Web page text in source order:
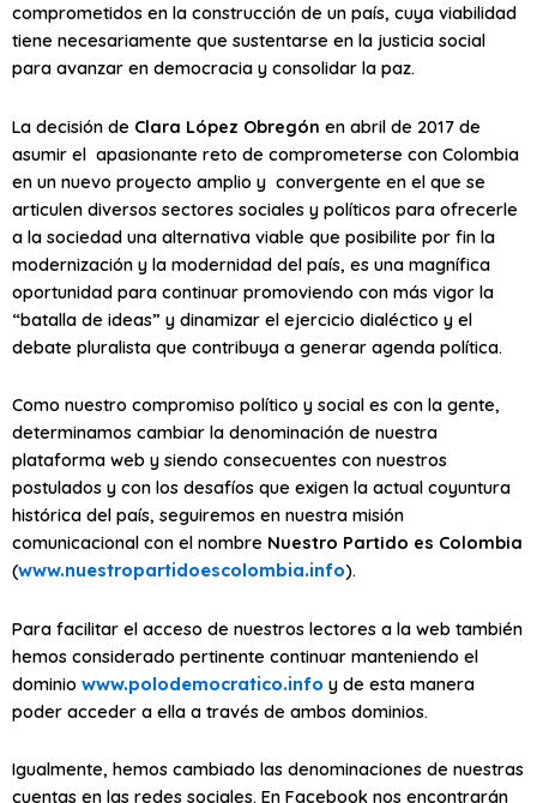
comprometidos en la construcción de un país, cuya viabilidad
tiene necesariamente que sustentarse en la justicia social
para avanzar en democracia y consolidar la paz.
La decisión de Clara López Obregón en abril de 2017 de
asumir el apasionante reto de comprometerse con Colombia
en un nuevo proyecto amplio y convergente en el que se
articulen diversos sectores sociales y políticos para ofrecerle
a la sociedad una alternativa viable que posibilite por fin la
modernización y la modernidad del país, es una magnífica
oportunidad para continuar promoviendo con más vigor la
“batalla de ideas” y dinamizar el ejercicio dialéctico y el
debate pluralista que contribuya a generar agenda política.
Como nuestro compromiso político y social es con la gente,
determinamos cambiar la denominación de nuestra
plataforma web y siendo consecuentes con nuestros
postulados y con los desafíos que exigen la actual coyuntura
histórica del país, seguiremos en nuestra misión
comunicacional con el nombre Nuestro Partido es Colombia
(www.nuestropartidoescolombia.info).
Para facilitar el acceso de nuestros lectores a la web también
hemos considerado pertinente continuar manteniendo el
dominio www.polodemocratico.info y de esta manera
poder acceder a ella a través de ambos dominios.
Igualmente, hemos cambiado las denominaciones de nuestras
cuentas en las redes sociales. En Facebook nos encontrarán